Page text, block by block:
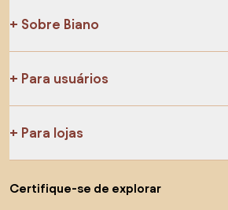
Sobre Biano
Para usuários
Para lojas
Certifique-se de explorar